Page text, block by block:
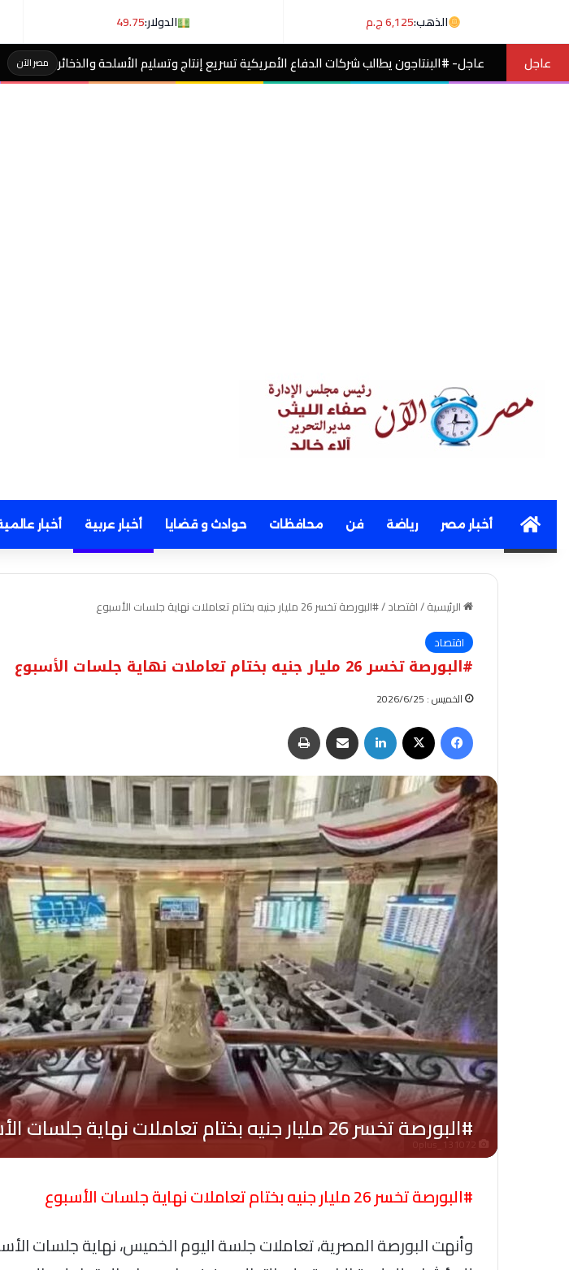
الذهب:6,125 ج.م الدولار:49.75
عاجليطالب شركات الدفاع الأمريكية تسريع إنتاج وتسليم الأسلحة والذخائر مصر الآن تفاصيل :جديدة
Homeأخبار مصر رياضة فن محافظات حوادث و قضايا أخبار عربية أخبار
الرئيسية/اقتصاد/#البورصة تخسر 26 مليار جنيه بختام تعاملات نهاية جلسات الأسبوع
اقتصاد
#البورصة تخسر 26 مليار جنيه بختام تعاملات نهاية جلسات الأسبوع
الخميس : 2026/6/25
فيسبوك لينكدإن مشاركة عبر البريد
#البورصة تخسر 26 مليار جنيه بختام تعاملات نهاية جلسات الأسبوع
وأنهت البورصة المصرية، تعاملات جلسة اليوم الخميس، نهاية جلسات